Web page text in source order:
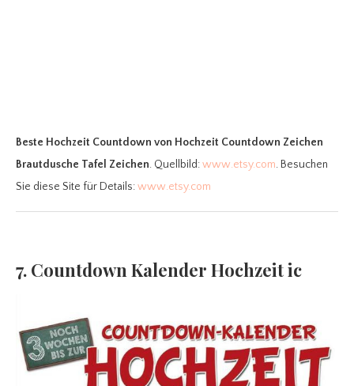
Beste Hochzeit Countdown von Hochzeit Countdown Zeichen
Brautdusche Tafel Zeichen. Quellbild:www.etsy.com. Besuchen
Sie diese Site für Details:www.etsy.com
7. Countdown Kalender Hochzeit ic